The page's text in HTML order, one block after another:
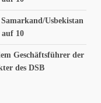
Usbekistan
auf 10
Geschäftsführer der
des DSB